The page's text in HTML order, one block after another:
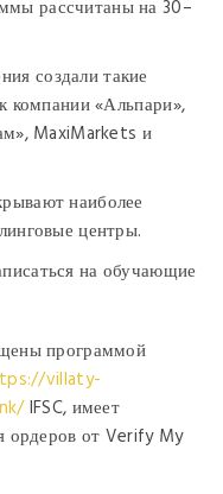
рассчитаны на 30–
создали такие
компании «Альпари»,
MaxiMarkets и
наиболее
центры.
на обуча­ющие
программой
villaty-
IFSC, имеет
ордеров от Verify My